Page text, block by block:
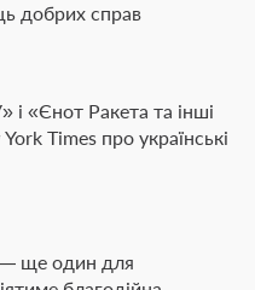
добрих справ
«Єнот Ракета та інші
Times про українські
— ще один для